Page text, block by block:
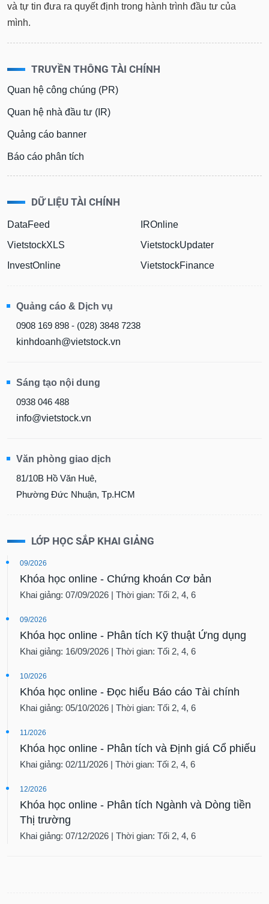
và tự tin đưa ra quyết định trong hành trình đầu tư của
mình.
TRUYỀN THÔNG TÀI CHÍNH
Quan hệ công chúng (PR)
Quan hệ nhà đầu tư (IR)
Quảng cáo banner
Báo cáo phân tích
DỮ LIỆU TÀI CHÍNH
DataFeed
VietstockXLS
InvestOnline
IROnline
VietstockUpdater
VietstockFinance
Quảng cáo & Dịch vụ
0908 169 898 - (028) 3848 7238
kinhdoanh@vietstock.vn
Sáng tạo nội dung
0938 046 488
info@vietstock.vn
Văn phòng giao dịch
81/10B Hồ Văn Huê,
Phường Đức Nhuận, Tp.HCM
LỚP HỌC SẮP KHAI GIẢNG
09/2026
Khóa học online - Chứng khoán Cơ bản
Khai giảng: 07/09/2026 | Thời gian: Tối 2, 4, 6
09/2026
Khóa học online - Phân tích Kỹ thuật Ứng dụng
Khai giảng: 16/09/2026 | Thời gian: Tối 2, 4, 6
10/2026
Khóa học online - Đọc hiểu Báo cáo Tài chính
Khai giảng: 05/10/2026 | Thời gian: Tối 2, 4, 6
11/2026
Khóa học online - Phân tích và Định giá Cổ phiếu
Khai giảng: 02/11/2026 | Thời gian: Tối 2, 4, 6
12/2026
Khóa học online - Phân tích Ngành và Dòng tiền
Thị trường
Khai giảng: 07/12/2026 | Thời gian: Tối 2, 4, 6